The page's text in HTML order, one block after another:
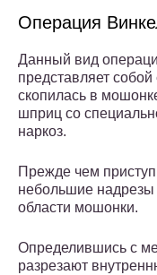
Операция
Данный вид
представляет собой
скопилась в
шприц со
наркоз.
Прежде чем
небольшие
области мошонки.
Определившись с
разрезают